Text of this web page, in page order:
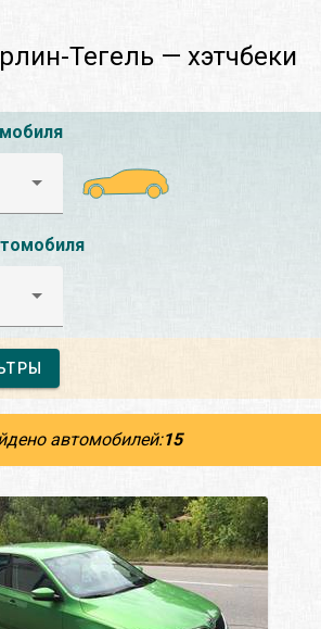
Тегель — хэтчбеки
автомобилей:15